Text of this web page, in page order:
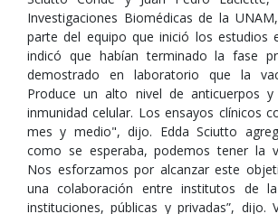
Investigaciones Biomédicas de la
parte del equipo que inició los estudios
indicó que habían terminado la fase
demostrado en laboratorio que la
Produce un alto nivel de anticuerpos
inmunidad celular. Los ensayos clínicos
mes y medio", dijo. Edda Sciutto
como se esperaba, podemos tener la
Nos esforzamos por alcanzar este
una colaboración entre institutos de
instituciones, públicas y privadas”, dijo.